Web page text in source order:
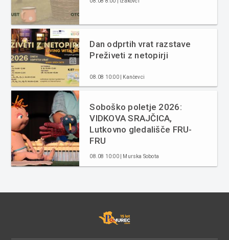
Dan odprtih vrat razstave
Preživeti z netopirji
08.08 10:00 | Kančevci
Soboško poletje 2026:
VIDKOVA SRAJČICA,
Lutkovno gledališče FRU-
FRU
08.08 10:00 | Murska Sobota